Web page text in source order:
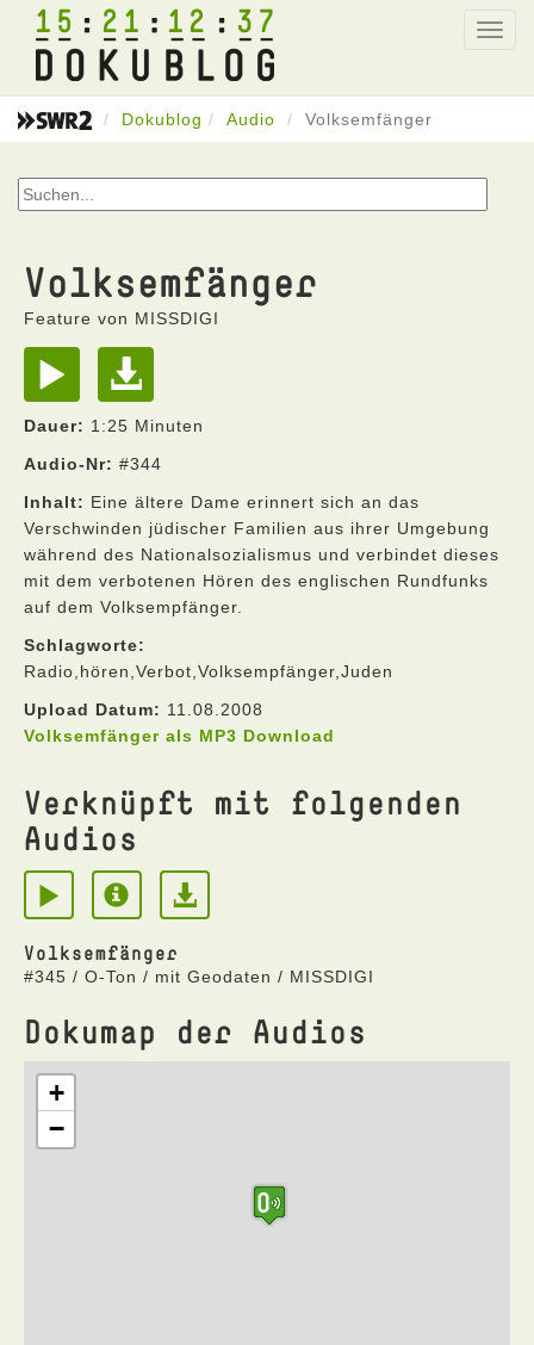
15 21 12 37
Dokublog Audio Volksemfänger
Volksemfänger
Feature von MISSDIGI
Dauer: 1:25 Minuten
Audio-Nr: #344
Inhalt: Eine ältere Dame erinnert sich an das
Verschwinden jüdischer Familien aus ihrer Umgebung
während des Nationalsozialismus und verbindet dieses
mit dem verbotenen Hören des englischen Rundfunks
auf dem Volksempfänger.
Schlagworte:
Radio,hören,Verbot,Volksempfänger,Juden
Upload Datum: 11.08.2008
Volksemfänger als MP3 Download
Verknüpft mit folgenden
Audios
Volksemfänger
#345 / O-Ton / mit Geodaten / MISSDIGI
Dokumap der Audios